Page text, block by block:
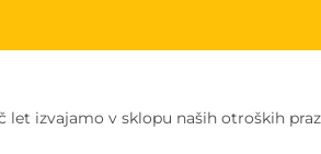
izvajamo v sklopu naših otroških